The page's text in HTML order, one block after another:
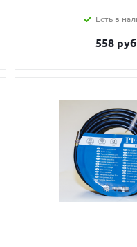
Есть в
558